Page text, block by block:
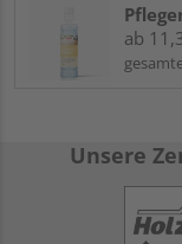
ab
Unsere